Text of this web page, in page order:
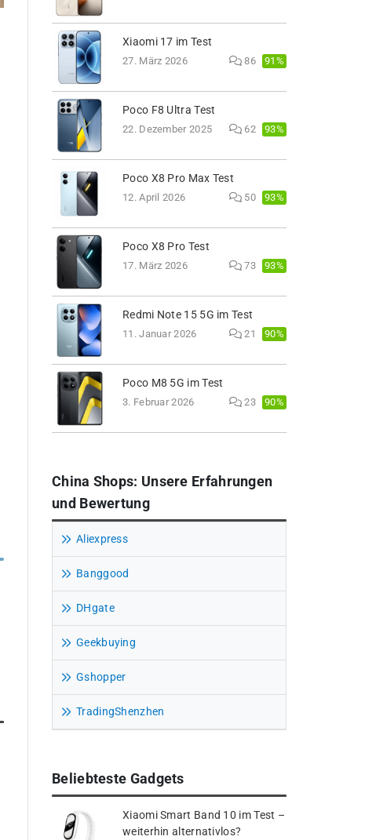
Xiaomi 17 im Test
27. März 2026 86 91%
Poco F8 Ultra Test
22. Dezember 2025 62 93%
Poco X8 Pro Max Test
12. April 2026 50 93%
Poco X8 Pro Test
17. März 2026 73 93%
Redmi Note 15 5G im Test
11. Januar 2026 21 90%
Poco M8 5G im Test
3. Februar 2026 23 90%
China Shops: Unsere Erfahrungen
und Bewertung
Aliexpress
Banggood
DHgate
Geekbuying
Gshopper
TradingShenzhen
Beliebteste Gadgets
Xiaomi Smart Band 10 im Test –
weiterhin alternativlos?